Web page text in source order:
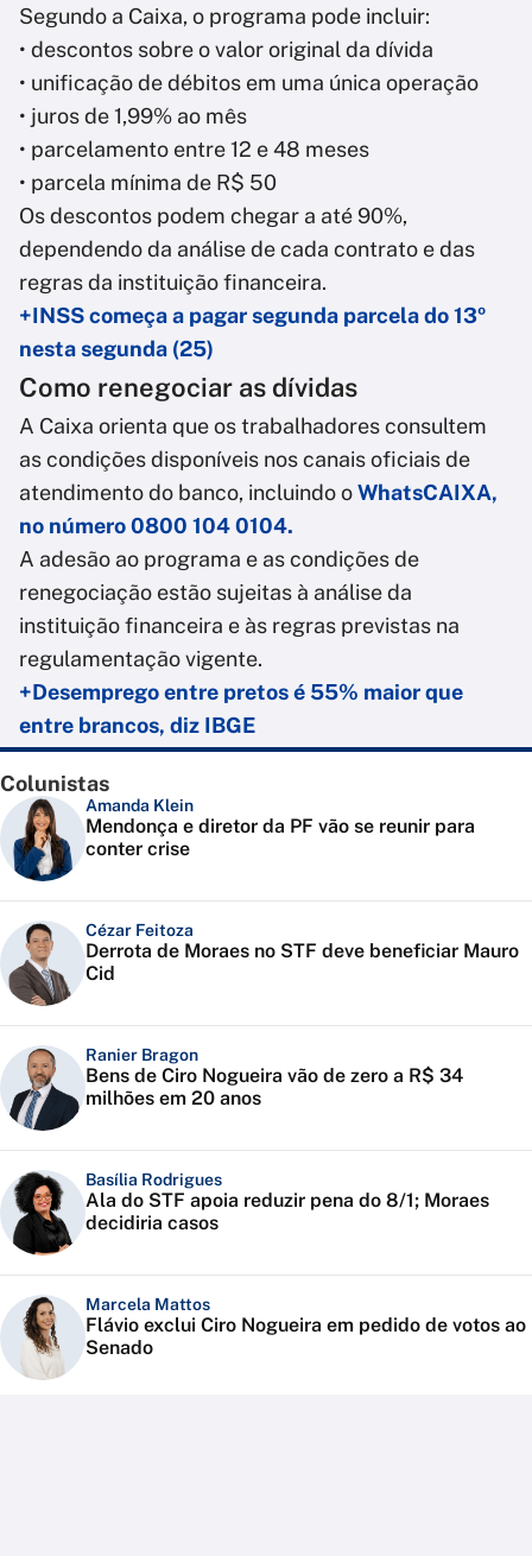
Segundo a Caixa, o programa pode incluir:
• descontos sobre o valor original da dívida
• unificação de débitos em uma única operação
• juros de 1,99% ao mês
• parcelamento entre 12 e 48 meses
• parcela mínima de R$ 50
Os descontos podem chegar a até 90%,
dependendo da análise de cada contrato e das
regras da instituição financeira.
+INSS começa a pagar segunda parcela do 13º
nesta segunda (25)
Como renegociar as dívidas
A Caixa orienta que os trabalhadores consultem
as condições disponíveis nos canais oficiais de
atendimento do banco, incluindo oWhatsCAIXA,
no número 0800 104 0104.
A adesão ao programa e as condições de
renegociação estão sujeitas à análise da
instituição financeira e às regras previstas na
regulamentação vigente.
+Desemprego entre pretos é 55% maior que
entre brancos, diz IBGE
Colunistas
Amanda Klein
Mendonça e diretor da PF vão se reunir para
conter crise
Cézar Feitoza
Derrota de Moraes no STF deve beneficiar Mauro
Cid
Ranier Bragon
Bens de Ciro Nogueira vão de zero a R$ 34
milhões em 20 anos
Basília Rodrigues
Ala do STF apoia reduzir pena do 8/1; Moraes
decidiria casos
Marcela Mattos
Flávio exclui Ciro Nogueira em pedido de votos ao
Senado